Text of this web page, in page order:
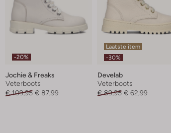
-20%
Jochie & Freaks
Veterboots
€ 109,95 € 87,99
Laatste item
-30%
Develab
Veterboots
€ 89,95 € 62,99